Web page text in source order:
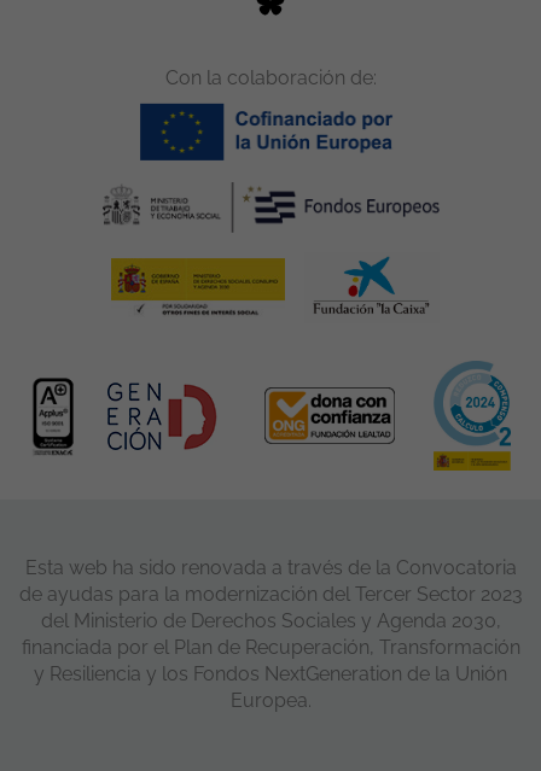
Con la colaboración de:
Esta web ha sido renovada a través de la Convocatoria
de ayudas para la modernización del Tercer Sector 2023
del Ministerio de Derechos Sociales y Agenda 2030,
financiada por el Plan de Recuperación, Transformación
y Resiliencia y los Fondos NextGeneration de la Unión
Europea.